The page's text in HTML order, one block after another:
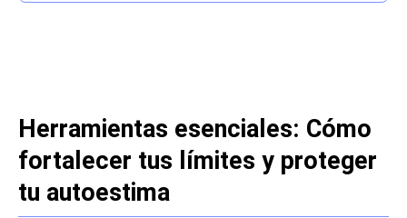
Herramientas esenciales: Cómo
fortalecer tus límites y proteger
tu autoestima